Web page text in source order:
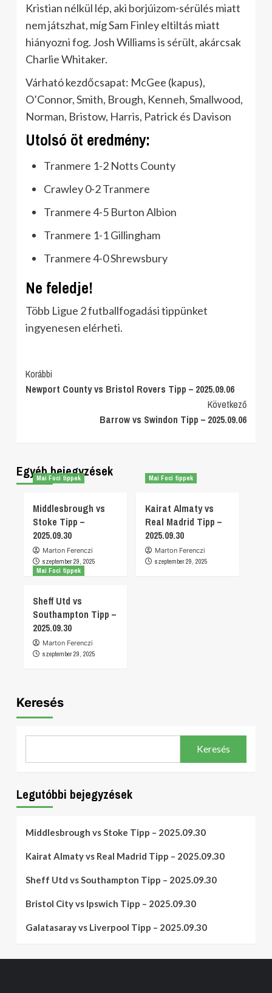
Kristian nélkül lép, aki borjúizom-sérülés miatt
nem játszhat, míg Sam Finley eltiltás miatt
hiányozni fog. Josh Williams is sérült, akárcsak
Charlie Whitaker.
Várható kezdőcsapat: McGee (kapus),
O’Connor, Smith, Brough, Kenneh, Smallwood,
Norman, Bristow, Harris, Patrick és Davison
Utolsó öt eredmény:
Tranmere 1-2 Notts County
Crawley 0-2 Tranmere
Tranmere 4-5 Burton Albion
Tranmere 1-1 Gillingham
Tranmere 4-0 Shrewsbury
Ne feledje!
Több Ligue 2 futballfogadási tippünket
ingyenesen elérheti.
Post
Navigation
Korábbi
Newport County vs Bristol Rovers Tipp – 2025.09.06
Következő
Barrow vs Swindon Tipp – 2025.09.06
Egyéb bejegyzések
Mai Foci tippek
Middlesbrough vs
Stoke Tipp –
2025.09.30
Marton Ferenczi
szeptember 29, 2025
Mai Foci tippek
Kairat Almaty vs
Real Madrid Tipp –
2025.09.30
Marton Ferenczi
szeptember 29, 2025
Mai Foci tippek
Sheff Utd vs
Southampton Tipp –
2025.09.30
Marton Ferenczi
szeptember 29, 2025
Keresés
Keresés
Legutóbbi bejegyzések
Middlesbrough vs Stoke Tipp – 2025.09.30
Kairat Almaty vs Real Madrid Tipp – 2025.09.30
Sheff Utd vs Southampton Tipp – 2025.09.30
Bristol City vs Ipswich Tipp – 2025.09.30
Galatasaray vs Liverpool Tipp – 2025.09.30